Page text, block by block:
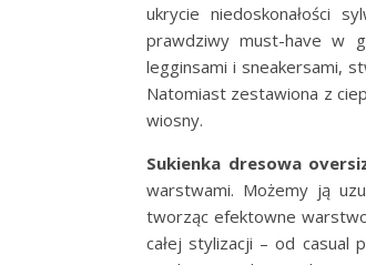
ukrycie niedoskonałości
prawdziwy must-have w
legginsami i sneakersami,
Natomiast zestawiona z
wiosny.
Sukienka dresowa
warstwami. Możemy ją
tworząc efektowne
całej stylizacji – od casual